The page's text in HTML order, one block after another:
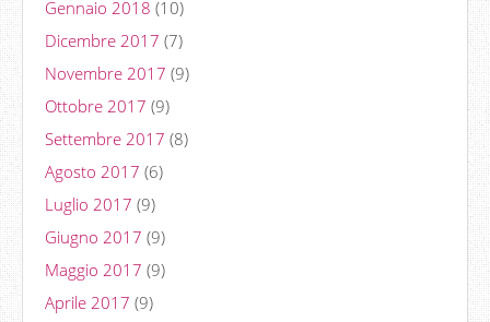
Gennaio 2018 (10)
Dicembre 2017 (7)
Novembre 2017 (9)
Ottobre 2017 (9)
Settembre 2017 (8)
Agosto 2017 (6)
Luglio 2017 (9)
Giugno 2017 (9)
Maggio 2017 (9)
Aprile 2017 (9)